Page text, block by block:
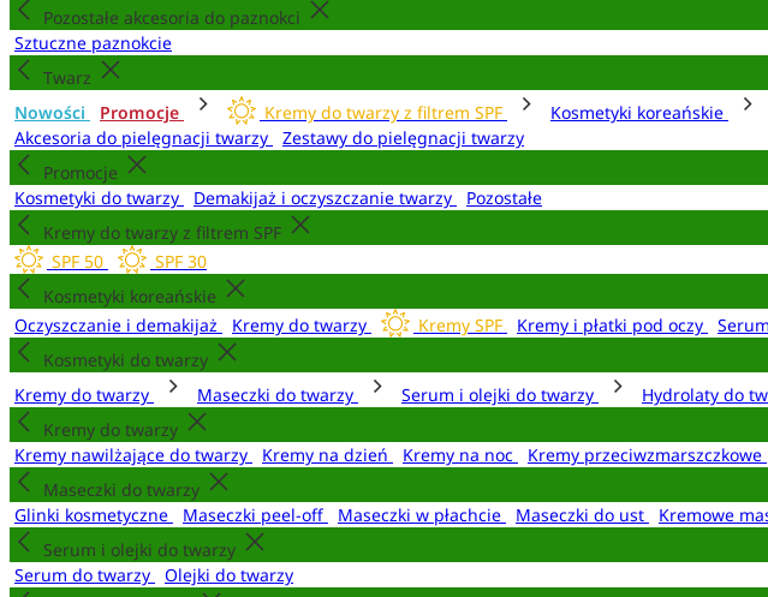
Pozostałe akcesoria do paznokci
Sztuczne paznokcie
Twarz
Nowości
Promocje Kremy do twarzy z filtrem SPF Kosmetyki koreańskie
Akcesoria do pielęgnacji twarzy
Zestawy do pielęgnacji twarzy
Promocje
Kosmetyki do twarzy
Demakijaż i oczyszczanie twarzy
Pozostałe
Kremy do twarzy z filtrem SPF
SPF 50
SPF 30
Kosmetyki koreańskie
Oczyszczanie i demakijaż
Kremy do twarzy Kremy SPF Kremy i płatki pod oczy
Kosmetyki do twarzy
Kremy do twarzy
Maseczki do twarzy Serum i olejki do twarzy Hydrolaty do
Kremy do twarzy
Kremy nawilżające do twarzy
Kremy na dzień Kremy na noc Kremy przeciwzmarszczkowe
Maseczki do twarzy
Glinki kosmetyczne
Maseczki peel-off Maseczki w płachcie Maseczki do ust
Kremowe
Serum i olejki do twarzy
Serum do twarzy
Olejki do twarzy